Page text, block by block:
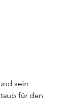
sein
für den